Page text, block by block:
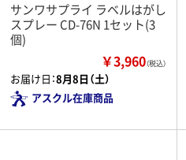
サンワサプライ ラベルはがし
スプレー CD-76N 1セット(3
個)
￥3,960（税込）
お届け日：8月8日（土）
アスクル在庫商品